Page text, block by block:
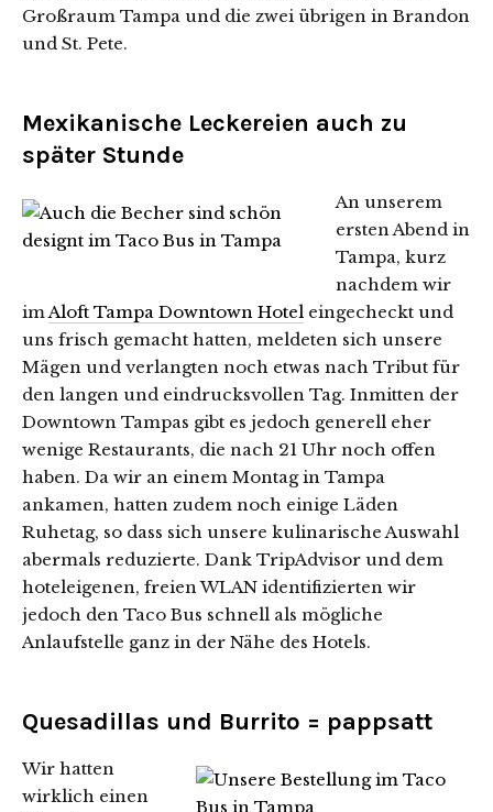
Großraum Tampa und die zwei übrigen in Brandon
und St. Pete.
Mexikanische Leckereien auch zu
später Stunde
An unserem
ersten Abend in
Tampa, kurz
nachdem wir
imAloft Tampa Downtown Hotel eingecheckt und
uns frisch gemacht hatten, meldeten sich unsere
Mägen und verlangten noch etwas nach Tribut für
den langen und eindrucksvollen Tag. Inmitten der
Downtown Tampas gibt es jedoch generell eher
wenige Restaurants, die nach 21 Uhr noch offen
haben. Da wir an einem Montag in Tampa
ankamen, hatten zudem noch einige Läden
Ruhetag, so dass sich unsere kulinarische Auswahl
abermals reduzierte. Dank TripAdvisor und dem
hoteleigenen, freien WLAN identifizierten wir
jedoch den Taco Bus schnell als mögliche
Anlaufstelle ganz in der Nähe des Hotels.
Quesadillas und Burrito = pappsatt
Wir hatten
wirklich einen